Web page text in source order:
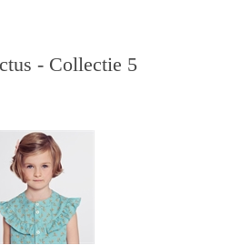
- Collectie 5